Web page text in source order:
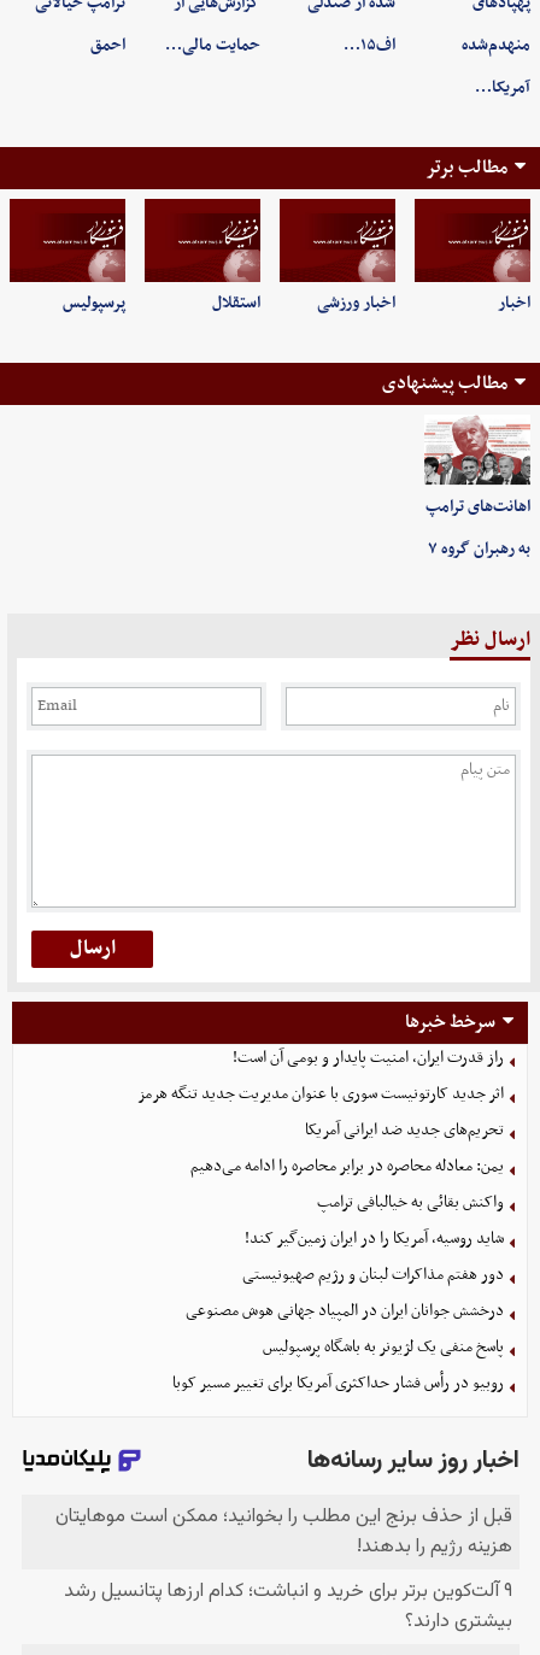
منهدم‌شده
آمریکا…
اف۱۵…
حمایت مالی…
احمق
مطالب برتر
اخبار اخبار ورزشی استقلال پرسپولیس
مطالب پیشنهادی
اهانت‌های ترامپ
به رهبران گروه ۷
ارسال نظر
سرخط خبرها
راز قدرت ایران، امنیت پایدار و بومی آن است!
اثر جدید کارتونیست سوری با عنوان مدیریت جدید تنگه هرمز
تحریم‌های جدید ضد ایرانی آمریکا
یمن: معادله محاصره در برابر محاصره را ادامه می‌دهیم
واکنش بقائی به خیالبافی ترامپ
شاید روسیه، آمریکا را در ایران زمین‌گیر کند!
دور هفتم مذاکرات لبنان و رژیم صهیونیستی
درخشش جوانان ایران در المپیاد جهانی هوش مصنوعی
پاسخ منفی یک لژیونر به باشگاه پرسپولیس
روبیو در رأس فشار حداکثری آمریکا برای تغییر مسیر کوبا